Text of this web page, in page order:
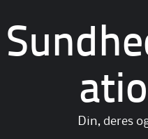
Din, deres